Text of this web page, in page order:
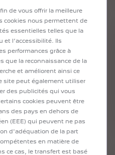
de vous offrir la meilleure
cookies nous permettent de
essentielles telles que la
et l’accessibilité. Ils
performances grâce à
que la reconnaissance de la
et améliorent ainsi ce
site peut également utiliser
des publicités qui vous
cookies peuvent être
des pays en dehors de
(EEE) qui peuvent ne pas
d'adéquation de la part
en matière de
ce cas, le transfert est basé